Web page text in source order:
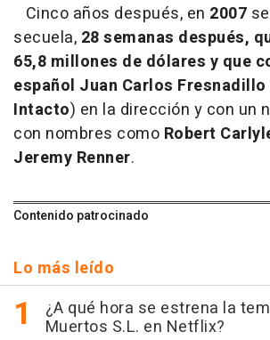
Cinco años después, en 2007
secuela, 28 semanas después,
65,8 millones de dólares y que
español Juan Carlos Fresnadillo
Intacto) en la dirección y con un
con nombres como Robert
Jeremy Renner.
Contenido patrocinado
Lo más leído
¿A qué hora se estrena la
Muertos S.L. en Netflix?